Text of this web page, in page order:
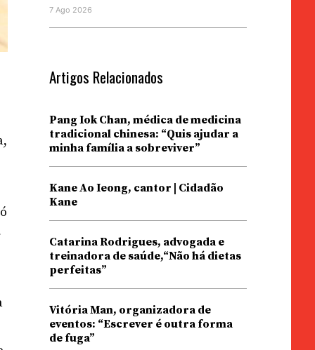
7 Ago 2026
Artigos Relacionados
Pang Iok Chan, médica de medicina
tradicional chinesa: “Quis ajudar a
minha família a sobreviver”
Kane Ao Ieong, cantor | Cidadão
Kane
Catarina Rodrigues, advogada e
treinadora de saúde,“Não há dietas
perfeitas”
Vitória Man, organizadora de
eventos: “Escrever é outra forma
de fuga”